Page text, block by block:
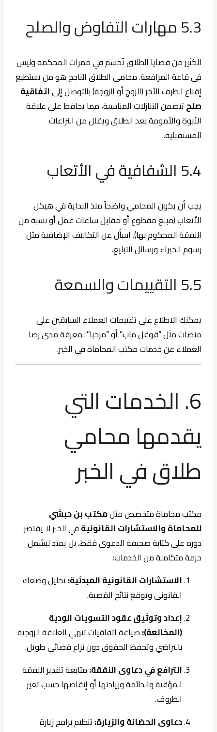
5.3 مهارات التفاوض والصلح
الكثير من قضايا الطلاق تُحسم في ممرات المحكمة وليس
في قاعة المرافعة. محامي الطلاق الناجح هو من يستطيع
إقناع الطرف الآخر (الزوج أو الزوجة) بالتوصل إلىاتفاقية
صلحتتضمن التنازلات المناسبة، مما يحافظ على علاقة
الأبوة والأمومة بعد الطلاق ويقلل من النزاعات
المستقبلية.
5.4 الشفافية في الأتعاب
يجب أن يكون المحامي واضحاً منذ البداية في هيكل
الأتعاب (مبلغ مقطوع أو مقابل ساعات عمل أو نسبة من
النفقة المحكوم بها). اسأل عن التكاليف الإضافية مثل
رسوم الخبراء ورسائل التبليغ.
5.5 التقييمات والسمعة
يمكنك الاطلاع على تقييمات العملاء السابقين على
منصات مثل “قوقل ماب” أو “مرحبا” لمعرفة مدى رضا
العملاء عن خدمات مكتب المحاماة في الخبر.
6. الخدمات التي
يقدمها محامي
طلاق في الخبر
مكتب محاماة متخصص مثلمكتب بن حبشي
للمحاماة والاستشارات القانونيةفي الخبر لا يقتصر
دوره على كتابة صحيفة الدعوى فقط، بل يمتد ليشمل
حزمة متكاملة من الخدمات:
الاستشارات القانونية المبدئية:تحليل وضعك
القانوني وتوقع نتائج القضية.
إعداد وتوثيق عقود التسويات الودية
(المخالعة):صياغة اتفاقيات تنهي العلاقة الزوجية
بالتراضي وتحفظ الحقوق دون نزاع قضائي طويل.
الترافع في دعاوى النفقة:متابعة تقدير النفقة
المؤقتة والدائمة وزيادتها أو إنقاصها حسب تغير
الظروف.
دعاوى الحضانة والزيارة:تنظيم برامج زيارة